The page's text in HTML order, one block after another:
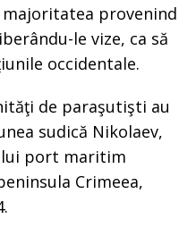
provenind
le vize, ca să
occidentale.
de paraşutişti au
sudică Nikolaev,
port maritim
Crimeea,